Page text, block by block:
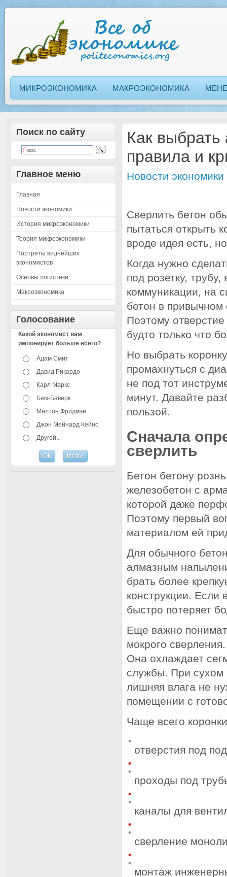
МИКРОЭКОНОМИКА МАКРОЭКОНОМИКА
Поиск по сайту
Главное меню
Главная
Новости экономики
История микроэкономики
Теория микроэкономики
Портреты виднейших
экономистов
Основы логистики
Макроэкономика
Голосование
Какой экономист вам
импонирует больше всего?
Адам Смит
Давид Рикардо
Карл Маркс
Бем-Баверк
Милтон Фридмэн
Джон Мейнард Кейнс
Другой...
Как выбрать
правила и
Новости экономики
Сверлить бетон
пытаться открыть
вроде идея есть,
Когда нужно
под розетку,
коммуникации, на
бетон в
Поэтому
будто только что
Но выбрать
промахнуться с
не под тот
минут. Давайте
пользой.
Сначала
сверлить
Бетон бетону
железобетон с
которой даже
Поэтому первый
материалом ей
Для обычного
алмазным
брать более
конструкции. Если
быстро потеряет
Еще важно
мокрого
Она охлаждает
службы. При сухом
лишняя влага не
помещении с
Чаще всего
отверстия под
проходы под
каналы для
сверление
монтаж